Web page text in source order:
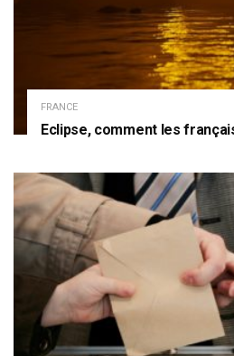
FRANCE
Eclipse, comment les